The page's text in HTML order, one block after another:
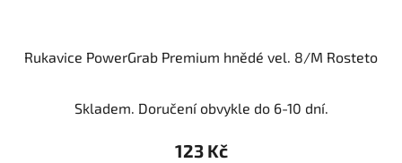
Rukavice PowerGrab Premium hnědé vel. 8/M Rosteto
Skladem. Doručení obvykle do 6-10 dní.
123 Kč